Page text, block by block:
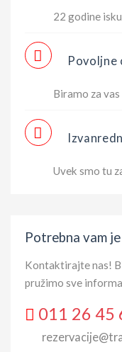
22 godine
Povoljne
Biramo za
Uvek smo tu
Potrebna vam
Kontaktirajte nas!
pružimo sve
011 26 45